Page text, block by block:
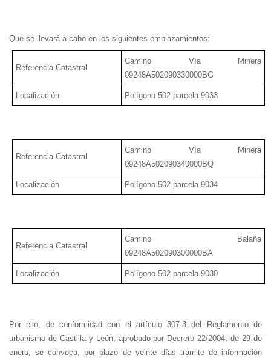
Que se llevará a cabo en los siguientes emplazamientos:
Referencia Catastral
Camino Vía Minera
09248A502090330000BG
Localización Polígono 502 parcela 9033
Referencia Catastral
Camino Vía Minera
09248A502090340000BQ
Localización Polígono 502 parcela 9034
Referencia Catastral
Camino Balaña
09248A502090300000BA
Localización Polígono 502 parcela 9030
Por ello, de conformidad con el artículo 307.3 del Reglamento de
urbanismo de Castilla y León, aprobado por Decreto 22/2004, de 29 de
enero, se convoca, por plazo de veinte días trámite de información